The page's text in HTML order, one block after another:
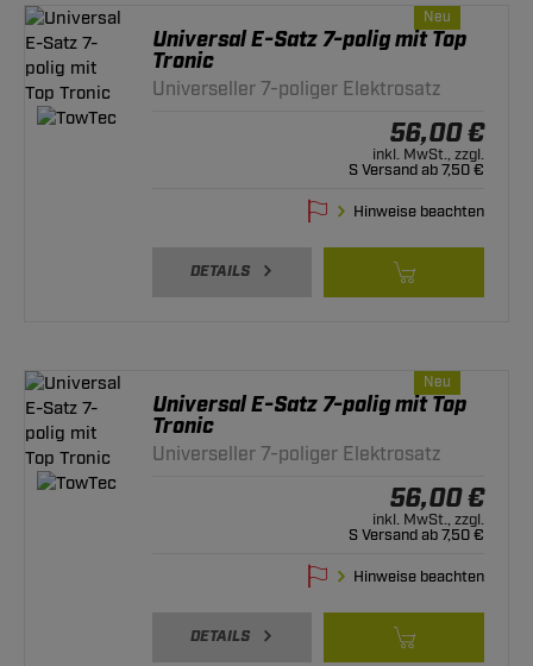
Neu
Universal E-Satz 7-polig mit Top
Tronic
Universeller 7-poliger Elektrosatz
56,00 €
inkl. MwSt., zzgl.
S Versand ab 7,50 €
Hinweise beachten
DETAILS
Neu
Universal E-Satz 7-polig mit Top
Tronic
Universeller 7-poliger Elektrosatz
56,00 €
inkl. MwSt., zzgl.
S Versand ab 7,50 €
Hinweise beachten
DETAILS